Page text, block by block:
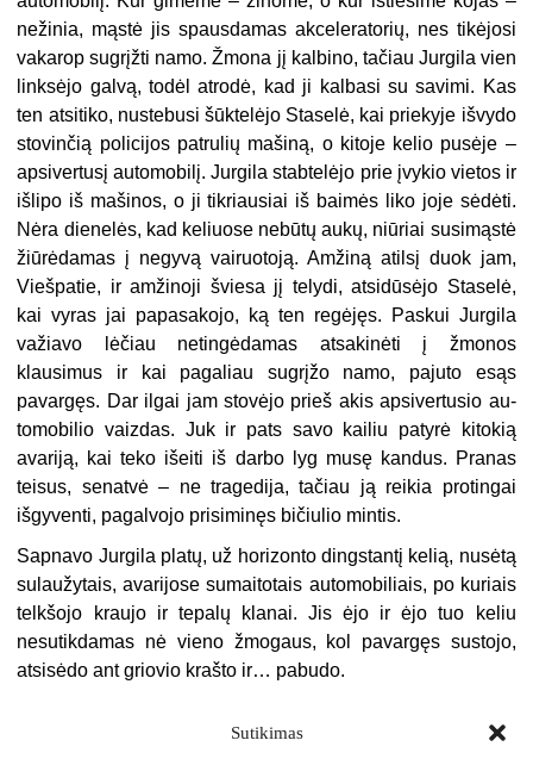
Sutikimas
nežinia, mąstė jis spausdamas akceleratorių, nes tikėjosi
vakarop sugrįžti namo. Žmona jį kalbino, tačiau Jurgila vien
linksėjo galvą, todėl atrodė, kad ji kalbasi su savimi. Kas
ten atsitiko, nustebusi šūktelėjo Staselė, kai priekyje išvydo
stovinčią policijos patrulių mašiną, o kitoje kelio pusėje –
apsivertusį automobilį. Jurgila stabtelėjo prie įvykio vietos ir
išlipo iš mašinos, o ji tikriausiai iš baimės liko joje sėdėti.
Nėra dienelės, kad keliuose nebūtų aukų, niūriai susimąstė
žiūrėdamas į negyvą vairuotoją. Amžiną atilsį duok jam,
Viešpatie, ir amžinoji šviesa jį telydi, atsidūsėjo Staselė,
kai vyras jai papasakojo, ką ten regėjęs. Paskui Jurgila
važiavo lėčiau netingėdamas atsakinėti į žmonos
klausimus ir kai pagaliau sugrįžo namo, pajuto esąs
pavargęs. Dar ilgai jam stovėjo prieš akis apsivertusio au-
tomobilio vaizdas. Juk ir pats savo kailiu patyrė kitokią
avariją, kai teko išeiti iš darbo lyg musę kandus. Pranas
teisus, senatvė – ne tragedija, tačiau ją reikia protingai
išgyventi, pagalvojo prisiminęs bičiulio mintis.
Sapnavo Jurgila platų, už horizonto dingstantį kelią, nusėtą
sulaužytais, avarijose sumaitotais automobiliais, po kuriais
telkšojo kraujo ir tepalų klanai. Jis ėjo ir ėjo tuo keliu
nesutikdamas nė vieno žmogaus, kol pavargęs sustojo,
atsisėdo ant griovio krašto ir… pabudo.